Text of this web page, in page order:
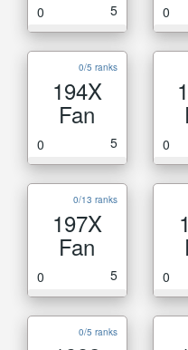
0 5 0
0/5 ranks
194X
Fan
0 5 0
0/13 ranks
197X
Fan
0 5 0
0/5 ranks